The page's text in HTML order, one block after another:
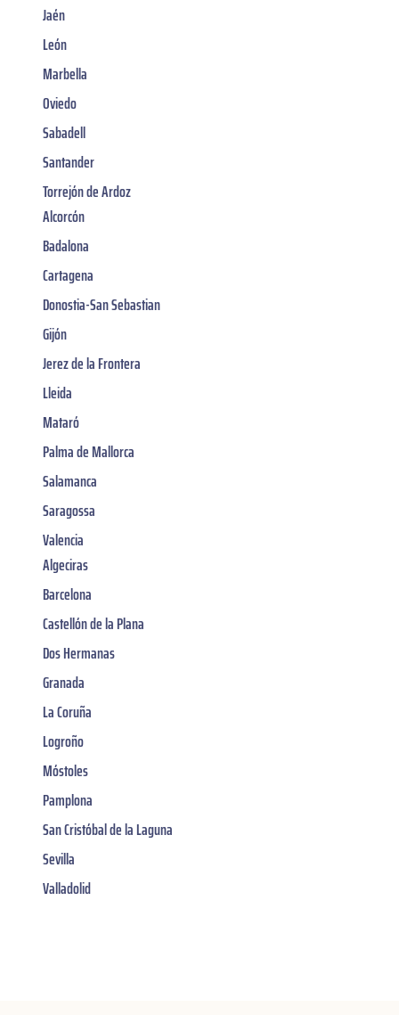
Jaén
León
Marbella
Oviedo
Sabadell
Santander
Torrejón de Ardoz
Alcorcón
Badalona
Cartagena
Donostia-San Sebastian
Gijón
Jerez de la Frontera
Lleida
Mataró
Palma de Mallorca
Salamanca
Saragossa
Valencia
Algeciras
Barcelona
Castellón de la Plana
Dos Hermanas
Granada
La Coruña
Logroño
Móstoles
Pamplona
San Cristóbal de la Laguna
Sevilla
Valladolid